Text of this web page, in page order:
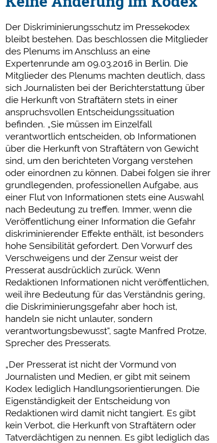
Der Diskriminierungsschutz im Pressekodex
bleibt bestehen. Das beschlossen die Mitglieder
des Plenums im Anschluss an eine
Expertenrunde am 09.03.2016 in Berlin. Die
Mitglieder des Plenums machten deutlich, dass
sich Journalisten bei der Berichterstattung über
die Herkunft von Straftätern stets in einer
anspruchsvollen Entscheidungssituation
befinden. „Sie müssen im Einzelfall
verantwortlich entscheiden, ob Informationen
über die Herkunft von Straftätern von Gewicht
sind, um den berichteten Vorgang verstehen
oder einordnen zu können. Dabei folgen sie ihrer
grundlegenden, professionellen Aufgabe, aus
einer Flut von Informationen stets eine Auswahl
nach Bedeutung zu treffen. Immer, wenn die
Veröffentlichung einer Information die Gefahr
diskriminierender Effekte enthält, ist besonders
hohe Sensibilität gefordert. Den Vorwurf des
Verschweigens und der Zensur weist der
Presserat ausdrücklich zurück. Wenn
Redaktionen Informationen nicht veröffentlichen,
weil ihre Bedeutung für das Verständnis gering,
die Diskriminierungsgefahr aber hoch ist,
handeln sie nicht unlauter, sondern
verantwortungsbewusst“, sagte Manfred Protze,
Sprecher des Presserats.
„Der Presserat ist nicht der Vormund von
Journalisten und Medien, er gibt mit seinem
Kodex lediglich Handlungsorientierungen. Die
Eigenständigkeit der Entscheidung von
Redaktionen wird damit nicht tangiert. Es gibt
kein Verbot, die Herkunft von Straftätern oder
Tatverdächtigen zu nennen. Es gibt lediglich das